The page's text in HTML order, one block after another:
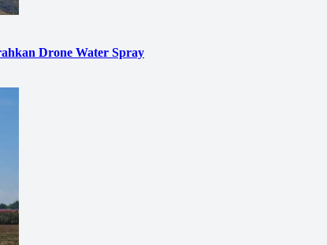
Drone Water Spray